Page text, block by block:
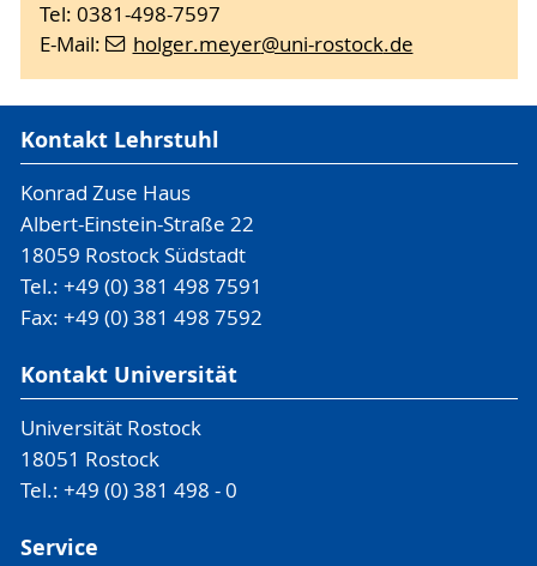
Tel: 0381-498-7597
E-Mail:
holger.meyer@uni-rostock.de
Kontakt Lehrstuhl
Konrad Zuse Haus
Albert-Einstein-Straße 22
18059 Rostock Südstadt
Tel.: +49 (0) 381 498 7591
Fax: +49 (0) 381 498 7592
Kontakt Universität
Universität Rostock
18051 Rostock
Tel.: +49 (0) 381 498 - 0
Service